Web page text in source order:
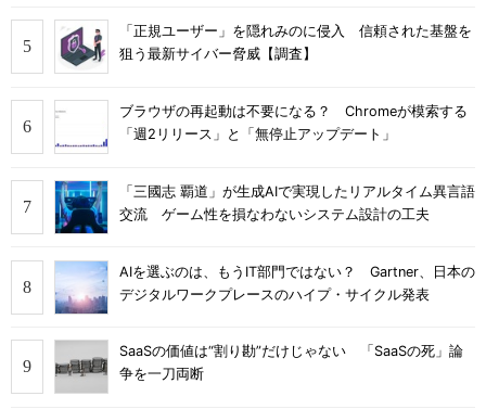
「正規ユーザー」を隠れみのに侵入 信頼された基盤を
狙う最新サイバー脅威【調査】
ブラウザの再起動は不要になる？ Chromeが模索する
「週2リリース」と「無停止アップデート」
「三國志 覇道」が生成AIで実現したリアルタイム異言語
交流 ゲーム性を損なわないシステム設計の工夫
AIを選ぶのは、もうIT部門ではない？ Gartner、日本の
デジタルワークプレースのハイプ・サイクル発表
SaaSの価値は“割り勘”だけじゃない 「SaaSの死」論
争を一刀両断